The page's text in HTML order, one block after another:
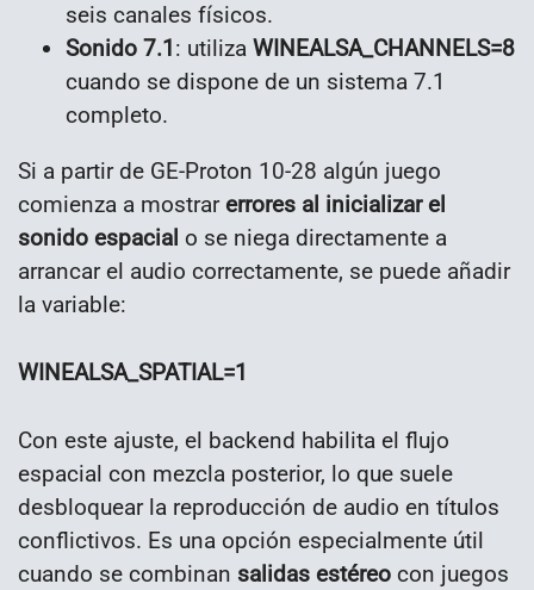
seis canales físicos.
Sonido 7.1: utiliza WINEALSA_CHANNELS=8
cuando se dispone de un sistema 7.1
completo.
Si a partir de GE-Proton 10-28 algún juego
comienza a mostrarerrores al inicializar el
sonido espacial o se niega directamente a
arrancar el audio correctamente, se puede añadir
la variable:
WINEALSA_SPATIAL=1
Con este ajuste, el backend habilita el flujo
espacial con mezcla posterior, lo que suele
desbloquear la reproducción de audio en títulos
conflictivos. Es una opción especialmente útil
cuando se combinan salidas estéreo con juegos